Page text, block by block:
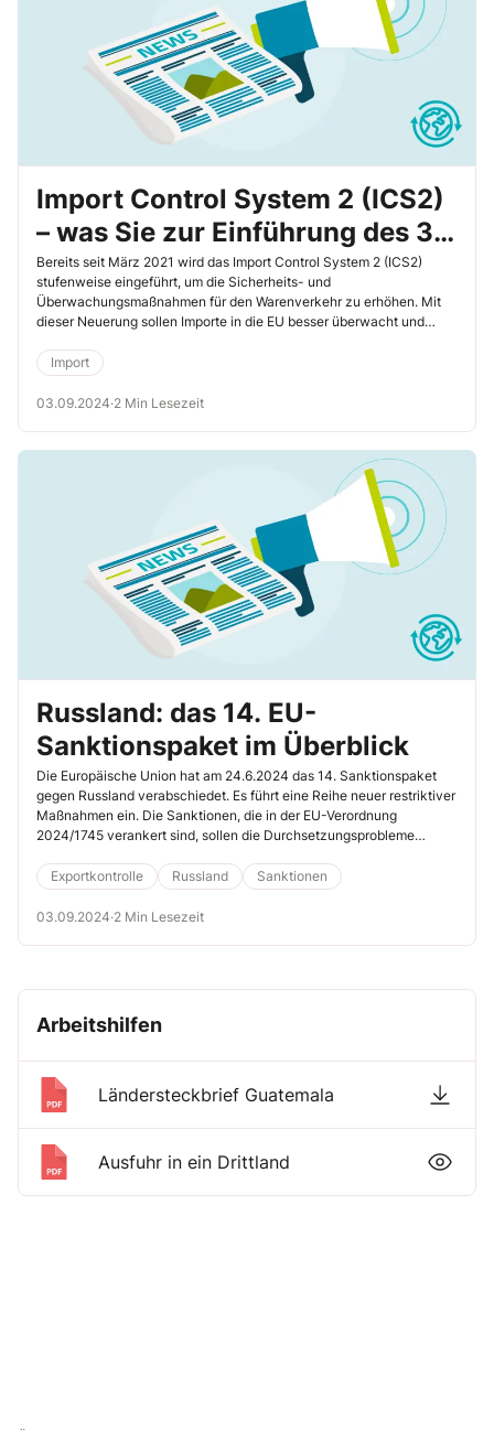
Import Control System 2 (ICS2)
– was Sie zur Einführung des 3.
Release wissen müssen
Bereits seit März 2021 wird das Import Control System 2 (ICS2)
stufenweise eingeführt, um die Sicherheits- und
Überwachungsmaßnahmen für den Warenverkehr zu erhöhen. Mit
dieser Neuerung sollen Importe in die EU besser überwacht und
Einführung des 3. Release. In diesem Beitrag finden Sie einen
Überblick über die wichtigsten Punkte.
Import
03.09.2024·2 Min Lesezeit
Russland: das 14. EU-
Sanktionspaket im Überblick
Die Europäische Union hat am 24.6.2024 das 14. Sanktionspaket
gegen Russland verabschiedet. Es führt eine Reihe neuer restriktiver
Maßnahmen ein. Die Sanktionen, die in der EU-Verordnung
2024/1745 verankert sind, sollen die Durchsetzungsprobleme
weiter einschränken. So soll der Druck auf die russische Regierung
erhöht werden. Lesen Sie hier, welche Maßnahmen Sie in Ihrer
Exportkontrolle beachten müssen.
Exportkontrolle Russland Sanktionen
03.09.2024·2 Min Lesezeit
Arbeitshilfen
Ländersteckbrief Guatemala
Ausfuhr in ein Drittland